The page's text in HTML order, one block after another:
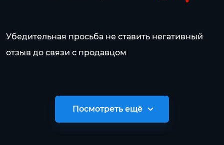
Убедительная просьба не ставить негативный
отзыв до связи с продавцом
Посмотреть ещё